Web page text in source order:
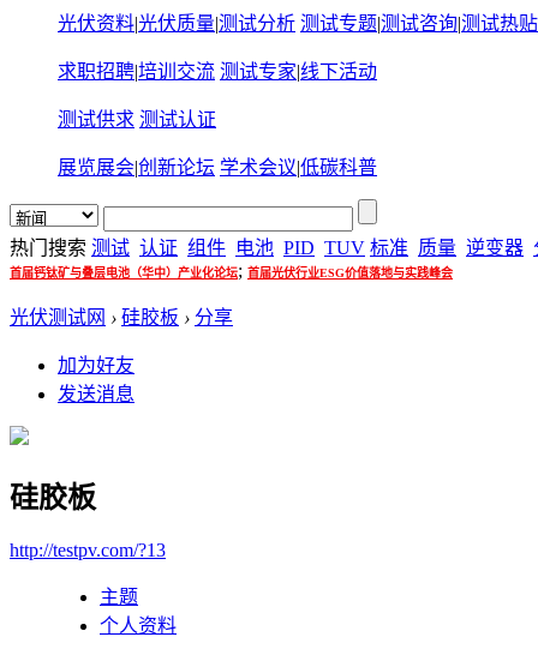
光伏资料|光伏质量|测试分析 测试专题|测试咨询|测试热贴
求职招聘|培训交流 测试专家|线下活动
测试供求 测试认证
展览展会|创新论坛 学术会议|低碳科普
热门搜索 测试 认证 组件 电池 PID TUV 标准 质量 逆变器
首届钙钛矿与叠层电池（华中）产业化论坛; 首届光伏行业ESG价值落地与实践峰会
光伏测试网 › 硅胶板 › 分享
加为好友
发送消息
硅胶板
http://testpv.com/?13
主题
个人资料